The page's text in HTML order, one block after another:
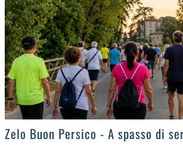
>
Zelo Buon Persico - A spasso di